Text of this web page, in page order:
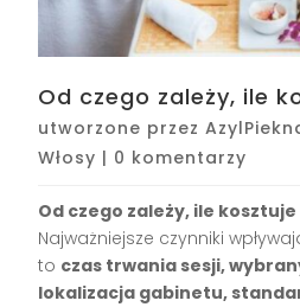
Od czego zależy, ile
utworzone przez
Włosy | 0 komentarzy
Od czego zależy, ile
Najważniejsze czynniki
to czas trwania sesji,
lokalizacja gabinetu,